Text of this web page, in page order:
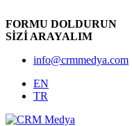
FORMU DOLDURUN
SİZİ ARAYALIM
info@crmmedya.com
EN
TR